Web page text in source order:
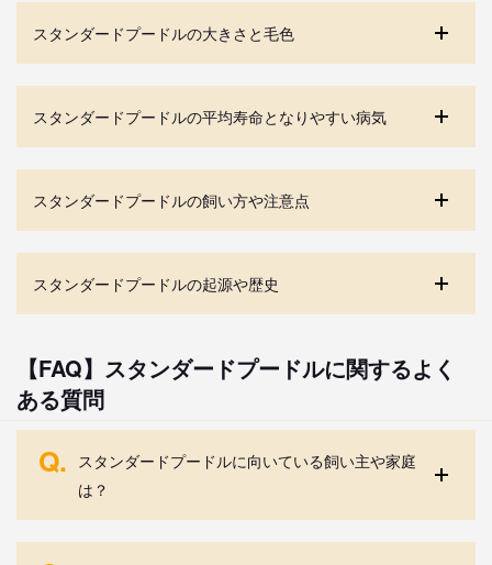
スタンダードプードルの大きさと毛色
スタンダードプードルの平均寿命となりやすい病気
スタンダードプードルの飼い方や注意点
スタンダードプードルの起源や歴史
【FAQ】スタンダードプードルに関するよく
ある質問
Q.
スタンダードプードルに向いている飼い主や家庭
は？